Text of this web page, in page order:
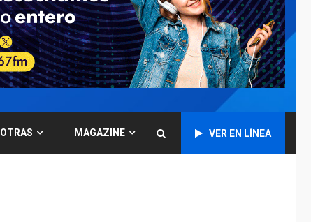
OTRAS MAGAZINE VER EN LÍNEA
comisión de AN 2015
7
DESTACADOS
NACIONALES
ÚLTIMA HORA
Gobierno nacional y
regional nos
respaldaron desde el
primer momento tras
asegura Gustavo
Duque